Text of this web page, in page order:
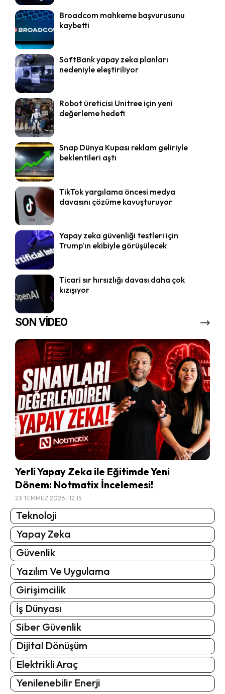
Broadcom mahkeme başvurusunu
kaybetti
SoftBank yapay zeka planları
nedeniyle eleştiriliyor
Robot üreticisi Unitree için yeni
değerleme hedefi
Snap Dünya Kupası reklam geliriyle
beklentileri aştı
TikTok yargılama öncesi medya
davasını çözüme kavuşturuyor
Yapay zeka güvenliği testleri için
Trump’ın ekibiyle görüşülecek
Ticari sır hırsızlığı davası daha çok
kızışıyor
SON VİDEO
Yerli Yapay Zeka ile Eğitimde Yeni
Dönem: Notmatix İncelemesi!
23 TEMMUZ 2026 | 12:15
Teknoloji
Yapay Zeka
Güvenlik
Yazılım Ve Uygulama
Girişimcilik
İş Dünyası
Siber Güvenlik
Dijital Dönüşüm
Elektrikli Araç
Yenilenebilir Enerji